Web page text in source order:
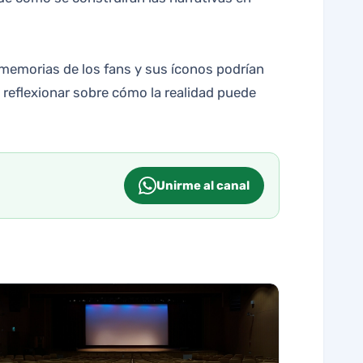
de los fans y sus íconos podrían
sobre cómo la realidad puede
Unirme al canal